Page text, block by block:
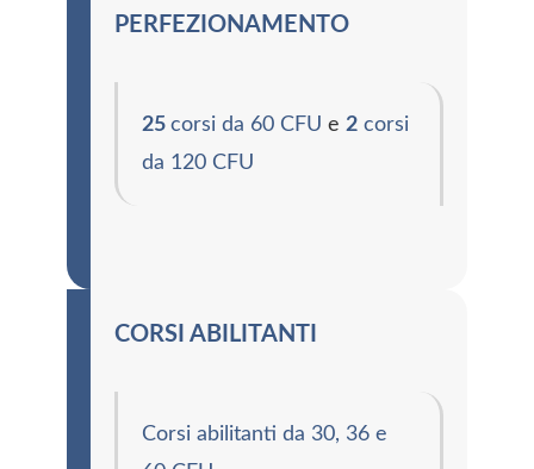
PERFEZIONAMENTO
25 corsi da 60 CFU e 2 corsi
da 120 CFU
CORSI ABILITANTI
Corsi abilitanti da 30, 36 e